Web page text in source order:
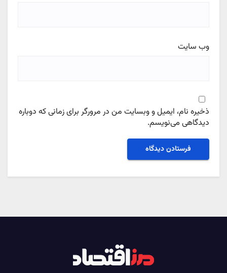
وب‌ سایت
ذخیره نام، ایمیل و وبسایت من در مرورگر برای زمانی که دوباره
دیدگاهی می‌نویسم.